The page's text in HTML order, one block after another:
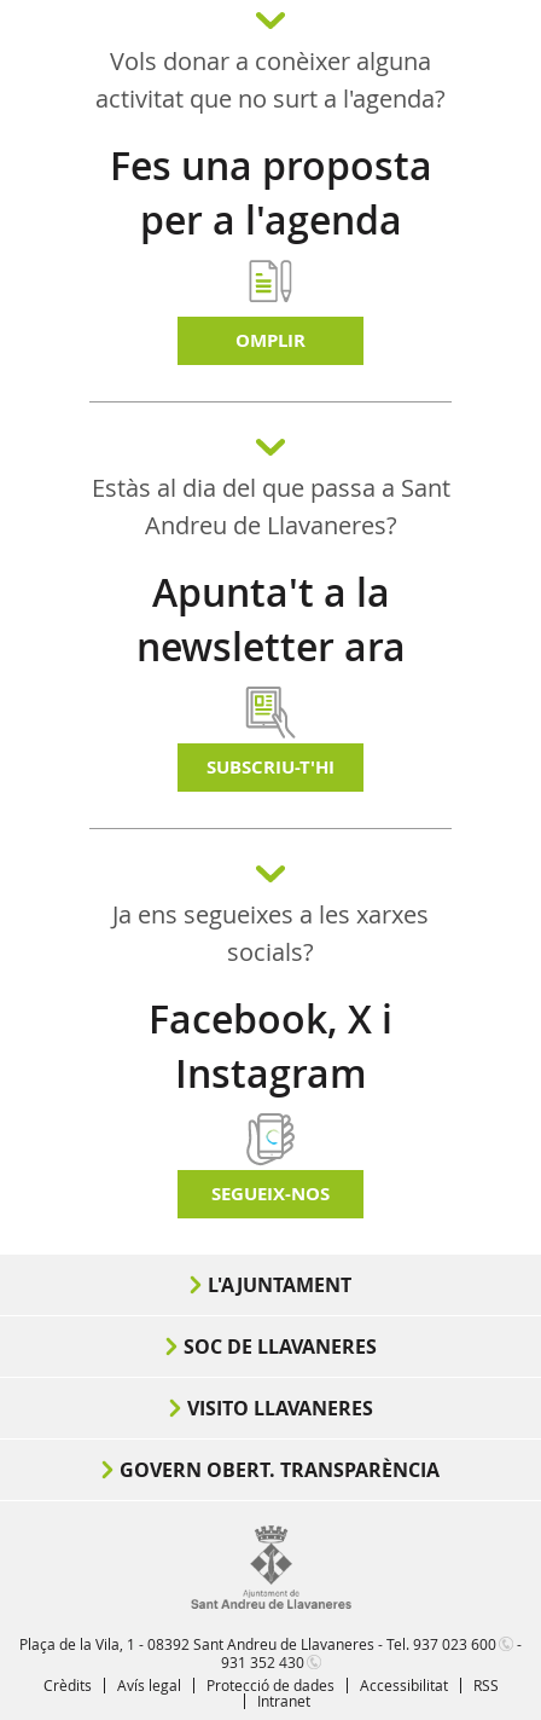
Vols donar a conèixer alguna
activitat que no surt a l'agenda?
Fes una proposta
per a l'agenda
d'activitats
OMPLIR
Estàs al dia del que passa a Sant
Andreu de Llavaneres?
Apunta't a la
newsletter ara
SUBSCRIU-T'HI
Ja ens segueixes a les xarxes
socials?
Facebook, X i
Instagram
SEGUEIX-NOS
L'AJUNTAMENT
SOC DE LLAVANERES
VISITO LLAVANERES
GOVERN OBERT. TRANSPARÈNCIA
Plaça de la Vila, 1 - 08392 Sant Andreu de Llavaneres - Tel.937 023 600
-
931 352 430
Crèdits
Avís legal Protecció de dades Accessibilitat
RSS
Intranet